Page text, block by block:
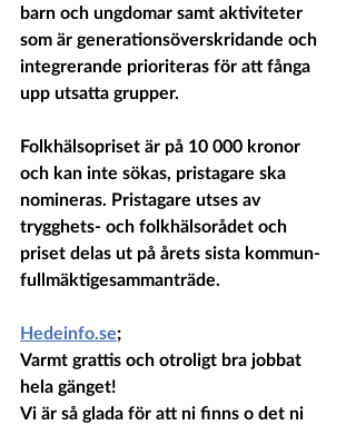
barn och ungdomar samt aktiviteter
som är generationsöverskridande och
integrerande prioriteras för att fånga
upp utsatta grupper.
Folkhälsopriset är på 10 000 kronor
och kan inte sökas, pristagare ska
nomineras. Pristagare utses av
trygghets- och folkhälsorådet och
priset delas ut på årets sista kommun­
fullmäktige­sammanträde.
Hedeinfo.se;
Varmt grattis och otroligt bra jobbat
hela gänget!
Vi är så glada för att ni finns o det ni